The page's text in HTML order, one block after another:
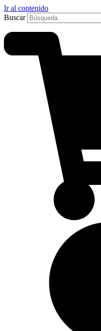
Ir al contenido
Buscar